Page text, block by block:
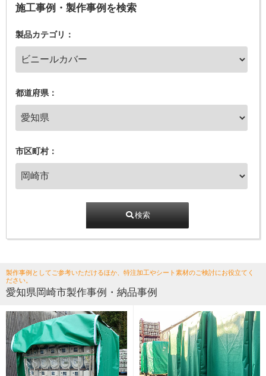
施工事例・製作事例を検索
製品カテゴリ：
都道府県：
市区町村：
検索
製作事例としてご参考いただけるほか、特注加工やシート素材のご検討にお役立てく
ださい。
愛知県岡崎市製作事例・納品事例